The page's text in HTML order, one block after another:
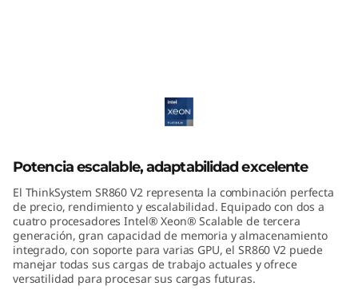
e
L
e
n
Potencia escalable, adaptabilidad excelente
El ThinkSystem SR860 V2 representa la combinación perfecta
de precio, rendimiento y escalabilidad. Equipado con dos a
cuatro procesadores Intel® Xeon® Scalable de tercera
generación, gran capacidad de memoria y almacenamiento
integrado, con soporte para varias GPU, el SR860 V2 puede
manejar todas sus cargas de trabajo actuales y ofrece
versatilidad para procesar sus cargas futuras.